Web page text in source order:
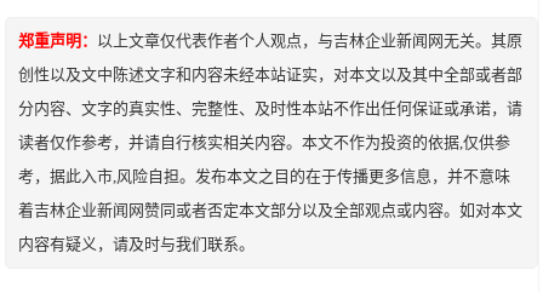
郑重声明： 以上文章仅代表作者个人观点，与吉林企业新闻网无关。其原
创性以及文中陈述文字和内容未经本站证实，对本文以及其中全部或者部
分内容、文字的真实性、完整性、及时性本站不作出任何保证或承诺，请
读者仅作参考，并请自行核实相关内容。本文不作为投资的依据,仅供参
考，据此入市,风险自担。发布本文之目的在于传播更多信息，并不意味
着吉林企业新闻网赞同或者否定本文部分以及全部观点或内容。如对本文
内容有疑义，请及时与我们联系。